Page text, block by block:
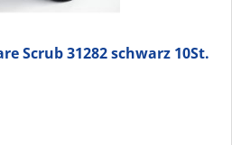
Scrub 31282 schwarz 10St.